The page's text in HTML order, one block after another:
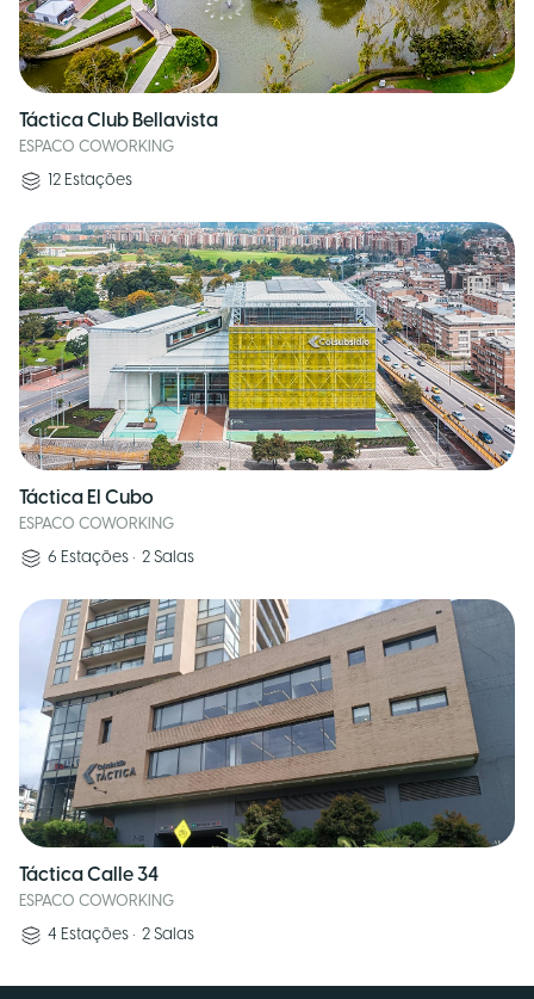
Táctica Club Bellavista
ESPACO COWORKING
12 Estações
Táctica El Cubo
ESPACO COWORKING
6 Estações • 2 Salas
Táctica Calle 34
ESPACO COWORKING
4 Estações • 2 Salas